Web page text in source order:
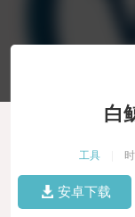
白
工具
安卓下载